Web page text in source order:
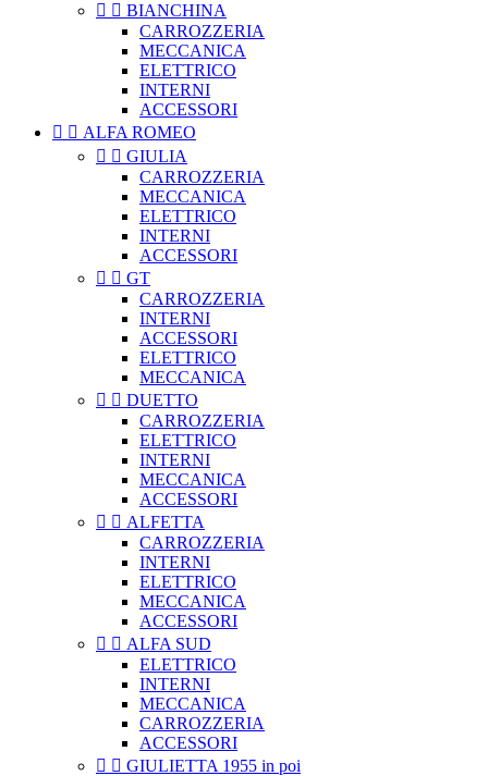
  BIANCHINA
CARROZZERIA
MECCANICA
ELETTRICO
INTERNI
ACCESSORI
  ALFA ROMEO
  GIULIA
CARROZZERIA
MECCANICA
ELETTRICO
INTERNI
ACCESSORI
  GT
CARROZZERIA
INTERNI
ACCESSORI
ELETTRICO
MECCANICA
  DUETTO
CARROZZERIA
ELETTRICO
INTERNI
MECCANICA
ACCESSORI
  ALFETTA
CARROZZERIA
INTERNI
ELETTRICO
MECCANICA
ACCESSORI
  ALFA SUD
ELETTRICO
INTERNI
MECCANICA
CARROZZERIA
ACCESSORI
  GIULIETTA 1955 in poi